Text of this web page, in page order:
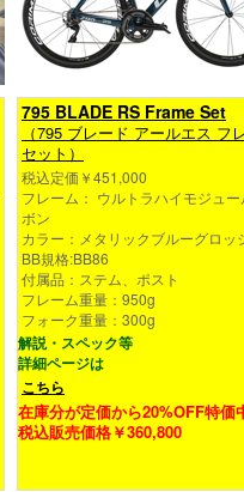
795 BLADE RS Frame Set
（795 ブレード アールエス フ
セット）
税込定価￥451,000
フレーム： ウルトラハイモジュ
ボン
カラー：メタリックブルーグロッ
BB規格:BB86
付属品：ステム、ポスト
フレーム重量：950g
フォーク重量：300g
解説・スペック等
詳細ページは
こちら
在庫分が定価から20%OFF特価
税込販売価格￥360,800